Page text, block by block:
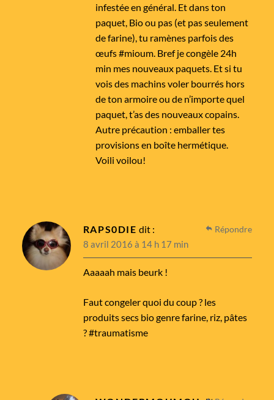
infestée en général. Et dans ton
paquet, Bio ou pas (et pas seulement
de farine), tu ramènes parfois des
œufs #mioum. Bref je congèle 24h
min mes nouveaux paquets. Et si tu
vois des machins voler bourrés hors
de ton armoire ou de n’importe quel
paquet, t’as des nouveaux copains.
Autre précaution : emballer tes
provisions en boîte hermétique.
Voili voilou!
RAPS0DIE dit :
8 avril 2016 à 14 h 17 min
Aaaaah mais beurk !
Faut congeler quoi du coup ? les
produits secs bio genre farine, riz, pâtes
? #traumatisme
Répondre